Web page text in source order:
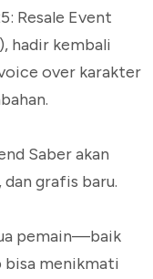
Resale Event
hadir kembali
over karakter
Saber akan
grafis baru.
pemain—baik
menikmati